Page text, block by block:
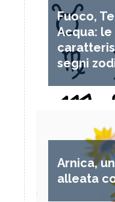
Fuoco,
Acqua: le
segni
Arnica,
alleata